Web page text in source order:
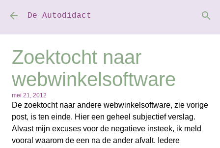
Doorgaan naar hoofdcontent
De Autodidact
Zoektocht naar
webwinkelsoftware
mei 21, 2012
De zoektocht naar andere webwinkelsoftware, zie vorige
post, is ten einde. Hier een geheel subjectief verslag.
Alvast mijn excuses voor de negatieve insteek, ik meld
vooral waarom de een na de ander afvalt. Iedere